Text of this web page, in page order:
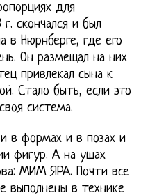
для
скончался и был
в Нюрнберге, где его
Он размещал на них
привлекал сына к
Стало быть, если это
система.
в формах и в позах и
фигур. А на ушах
МИМ ЯРА. Почти все
в технике